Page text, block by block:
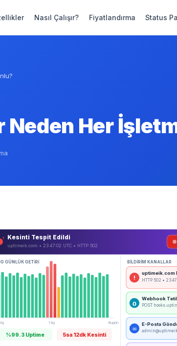
Nasıl Çalışır? Fiyatlandırma Status
Her
! Kesinti Tespit Edildi
uptimeik.com • 23:47:02 UTC • HTTP 502
GÜNLÜK GETİRİ
14g Bugün
%99.3 Uptime 5sa 12dk Kesinti
BİLDİRİM KANALLAR
!
uptimeik.com
HTTP 502 •
{}
Webhook
POST
✉
E-Posta